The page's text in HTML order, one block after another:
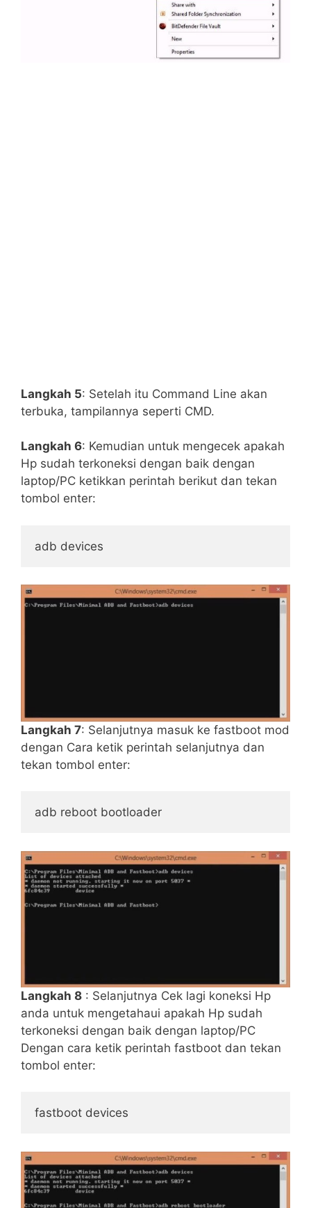
Langkah 5: Setelah itu Command Line akan
terbuka, tampilannya seperti CMD.
Langkah 6: Kemudian untuk mengecek apakah
Hp sudah terkoneksi dengan baik dengan
laptop/PC ketikkan perintah berikut dan tekan
tombol enter:
adb devices
Langkah 7: Selanjutnya masuk ke fastboot mod
dengan Cara ketik perintah selanjutnya dan
tekan tombol enter:
adb reboot bootloader
Langkah 8 : Selanjutnya Cek lagi koneksi Hp
anda untuk mengetahaui apakah Hp sudah
terkoneksi dengan baik dengan laptop/PC
Dengan cara ketik perintah fastboot dan tekan
tombol enter:
fastboot devices